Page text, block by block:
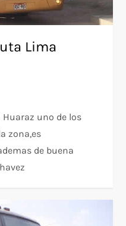
Lima
uno de los
zona,es
de buena